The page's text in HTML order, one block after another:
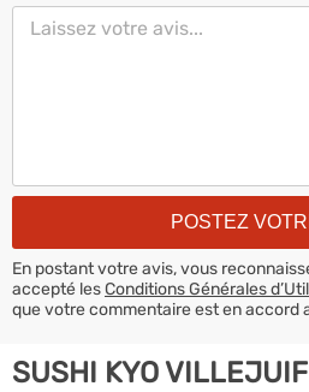
En postant votre avis, vous
accepté lesConditions Générales
que votre commentaire est en accord
SUSHI KYO